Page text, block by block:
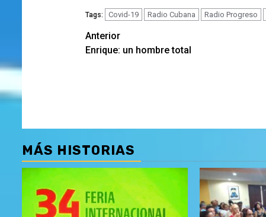
Tags: Covid-19 Radio Cubana Radio Progreso
Navegación
de
Anterior
Enrique: un hombre total
MÁS HISTORIAS